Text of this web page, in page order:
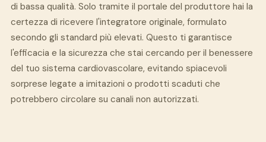
di bassa qualità. Solo tramite il portale del produttore hai la
certezza di ricevere l'integratore originale, formulato
secondo gli standard più elevati. Questo ti garantisce
l'efficacia e la sicurezza che stai cercando per il benessere
del tuo sistema cardiovascolare, evitando spiacevoli
sorprese legate a imitazioni o prodotti scaduti che
potrebbero circolare su canali non autorizzati.